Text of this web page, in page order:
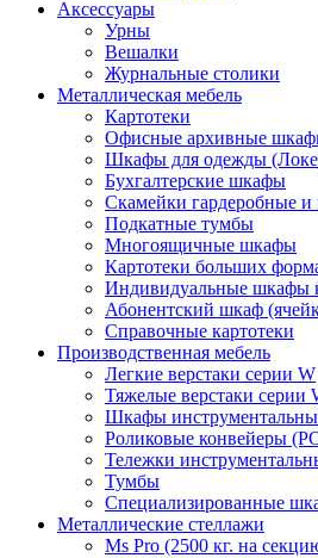
Аксессуары
Урны
Вешалки
Журнальные столики
Металлическая мебель
Картотеки
Офисные архивные
Шкафы для одежды
Бухгалтерские шкафы
Скамейки гардеробные и
Подкатные тумбы
Многоящичные шкафы
Картотеки больших
Индивидуальные шкафы
Абонентский шкаф
Справочные картотеки
Производственная мебель
Легкие верстаки серии W
Тяжелые верстаки серии
Шкафы
Роликовые конвейеры
Тележки
Тумбы
Специализированные
Металлические стеллажи
Ms Pro (2500 кг. на